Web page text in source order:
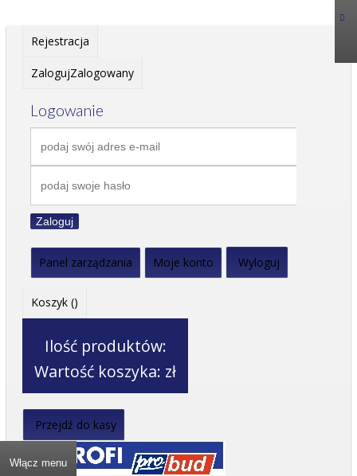
Rejestracja
ZalogujZalogowany
Logowanie
Zaloguj
Panel zarządzania Moje konto Wyloguj
Koszyk ()
Ilość produktów:
Wartość koszyka: zł
Przejdź do kasy
Włącz menu